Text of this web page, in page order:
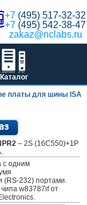
+7 (495) 517-32-32
+7 (495) 542-38-47
zakaz@nclabs.ru
Каталог
платы для шины ISA
– 2S (16C550)+1P
с одним
(RS-232) портами.
w83787if от